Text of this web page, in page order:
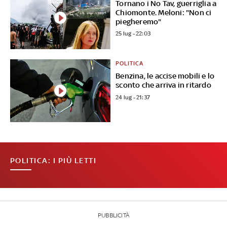
Tornano i No Tav, guerriglia a
Chiomonte. Meloni: "Non ci
piegheremo"
25 lug - 22:03
Benzina, le accise mobili e lo
sconto che arriva in ritardo
POLITICA
24 lug - 21:37
POLITICA: I PIÙ LETTI
PUBBLICITÀ